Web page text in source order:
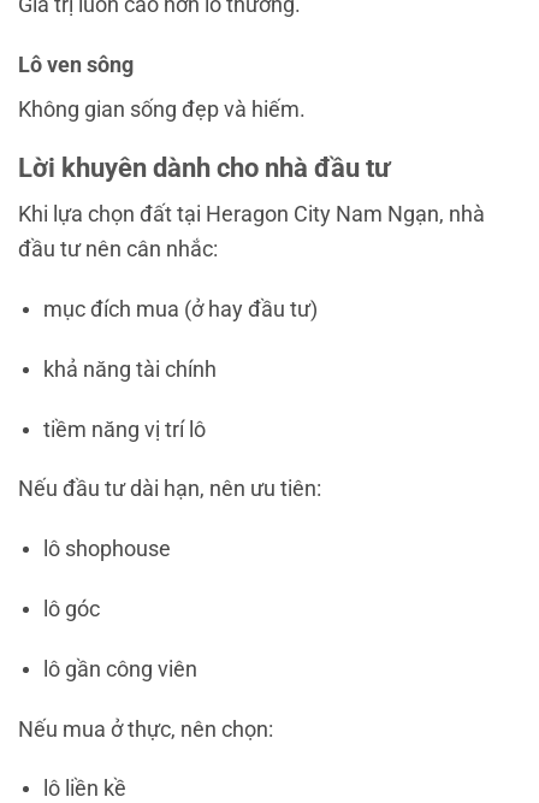
Lô ven sông
Không gian sống đẹp và hiếm.
Lời khuyên dành cho nhà đầu tư
Khi lựa chọn đất tại Heragon City Nam Ngạn, nhà
đầu tư nên cân nhắc:
mục đích mua (ở hay đầu tư)
khả năng tài chính
tiềm năng vị trí lô
Nếu đầu tư dài hạn, nên ưu tiên:
lô shophouse
lô góc
lô gần công viên
Nếu mua ở thực, nên chọn:
lô liền kề